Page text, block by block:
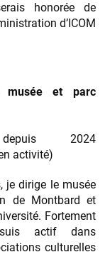
honorée de
d’ICOM
musée et parc
2024
activité)
je dirige le musée
de Montbard et
Fortement
actif dans
culturelles